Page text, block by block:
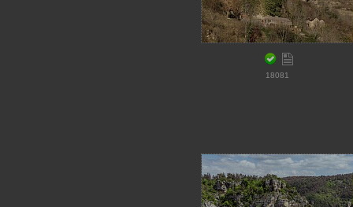
18081